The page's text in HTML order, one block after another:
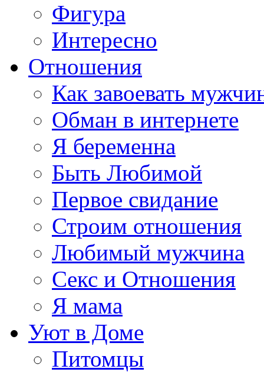
Фигура
Интересно
Отношения
Как завоевать
Обман в интернете
Я беременна
Быть Любимой
Первое свидание
Строим отношения
Любимый мужчина
Секс и Отношения
Я мама
Уют в Доме
Питомцы